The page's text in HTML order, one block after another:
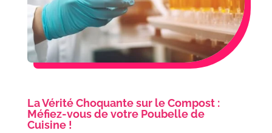
La Vérité Choquante sur le Compost :
Méfiez-vous de votre Poubelle de
Cuisine !